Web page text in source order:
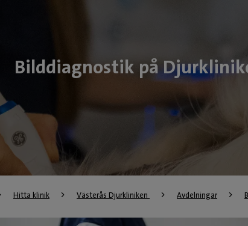
Bilddiagnostik på
Hitta klinik Västerås Djurkliniken Avdelningar